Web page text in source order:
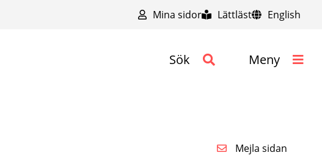
Mina sidor Lättläst English
Sök Meny
Mejla sidan